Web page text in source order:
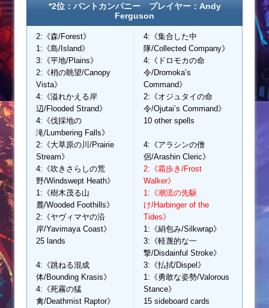
*2位：バントカンパニー プレイヤー：Andy
Ferguson
2:《森/Forest》
1:《島/Island》
3:《平地/Plains》
2:《梢の眺望/Canopy
Vista》
4:《溢れかえる岸
辺/Flooded Strand》
4:《伐採地の
滝/Lumbering Falls》
2:《大草原の川/Prairie
Stream》
4:《吹きさらしの荒
野/Windswept Heath》
1:《樹木茂る山
麓/Wooded Foothills》
2:《ヤヴィマヤの沿
岸/Yavimaya Coast》
25 lands
4:《跳ねる混成
体/Bounding Krasis》
4:《死霧の猛
禽/Deathmist Raptor》
4:《集合した中
隊/Collected Company》
4:《ドロモカの命
令/Dromoka’s
Command》
2:《オジュタイの命
令/Ojutai’s Command》
10 other spells
4:《アラシンの僧
侶/Arashin Cleric》
2:《霜歩き/Frost
Walker》
1:《潮流の先駆
け/Harbinger of the
Tides》
1:《絹包み/Silkwrap》
3:《軽蔑的な一
撃/Disdainful Stroke》
3:《払拭/Dispel》
1:《勇敢な姿勢/Valorous
Stance》
15 sideboard cards